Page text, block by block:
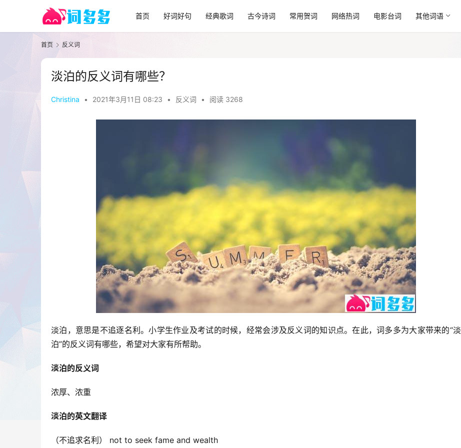
首页 好词好句 经典歌词 古今诗词 常用贺词 网络热词 电影台词 其他词语
首页 反义词
淡泊的反义词有哪些？
Christina • 2021年3月11日 08:23 • 反义词 • 阅读 3268
淡泊，意思是不追逐名利。小学生作业及考试的时候，经常会涉及反义词的知识点。在此，词多多为大家带来的“淡
泊”的反义词有哪些，希望对大家有所帮助。
淡泊的反义词
浓厚、浓重
淡泊的英文翻译
（不追求名利） not to seek fame and wealth